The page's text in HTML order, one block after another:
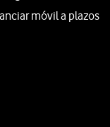
móvil a plazos